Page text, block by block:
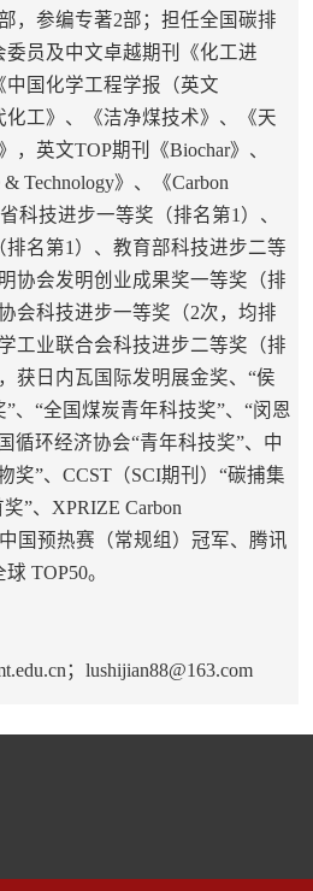
，参编专著2部；担任全国碳排
员及中文卓越期刊《化工进
国化学工程学报（英文
工》、《洁净煤技术》、《天
，英文TOP期刊《Biochar》、
& Technology》、《Carbon
科技进步一等奖（排名第1）、
名第1）、教育部科技进步二等
协会发明创业成果奖一等奖（排
会科技进步一等奖（2次，均排
工业联合会科技进步二等奖（排
获日内瓦国际发明展金奖、“侯
、“全国煤炭青年科技奖”、“闵恩
循环经济协会“青年科技奖”、中
奖”、CCST（SCI期刊）“碳捕集
”、XPRIZE Carbon
国预热赛（常规组）冠军、腾讯
TOP50。
；lushijian88@163.com